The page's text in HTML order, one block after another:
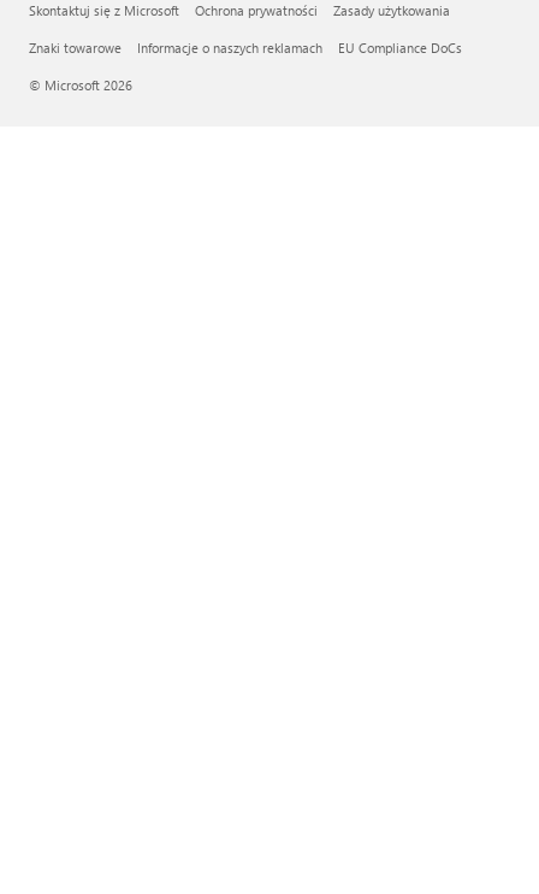
Skontaktuj się z Microsoft Ochrona prywatności Zasady użytkowania
Znaki towarowe Informacje o naszych reklamach EU Compliance DoCs
© Microsoft 2026